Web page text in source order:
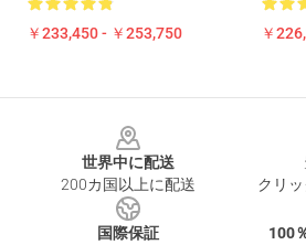
￥233,450 - ￥253,750 ￥
世界中に配送
200カ国以上に配送
クリ
国際保証
100